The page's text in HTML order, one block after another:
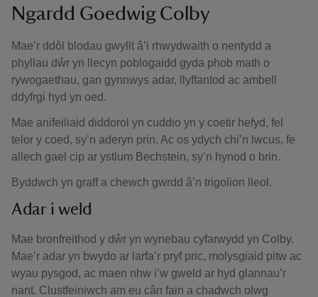
Ngardd Goedwig Colby
Mae’r ddôl blodau gwyllt â’i rhwydwaith o nentydd a
phyllau dŵr yn llecyn poblogaidd gyda phob math o
rywogaethau, gan gynnwys adar, llyffantod ac ambell
ddyfrgi hyd yn oed.
Mae anifeiliaid diddorol yn cuddio yn y coetir hefyd, fel
telor y coed, sy’n aderyn prin. Ac os ydych chi’n lwcus, fe
allech gael cip ar ystlum Bechstein, sy’n hynod o brin.
Byddwch yn graff a chewch gwrdd â’n trigolion lleol.
Adar i weld
Mae bronfreithod y dŵr yn wynebau cyfarwydd yn Colby.
Mae’r adar yn bwydo ar larfa’r pryf pric, molysgiaid pitw ac
wyau pysgod, ac maen nhw i’w gweld ar hyd glannau’r
nant. Clustfeiniwch am eu cân fain a chadwch olwg